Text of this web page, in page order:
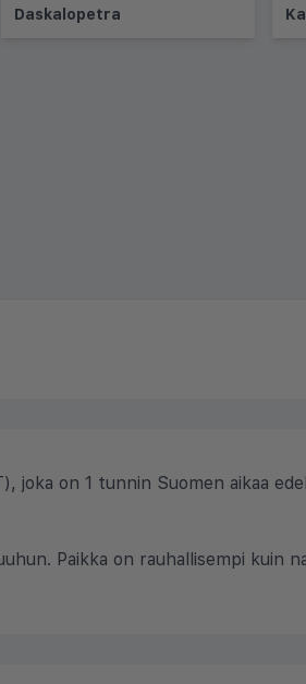
Daskalopetra
joka on 1 tunnin Suomen aikaa
Paikka on rauhallisempi kuin